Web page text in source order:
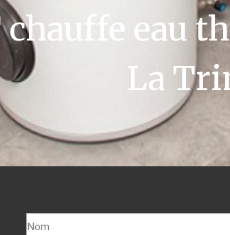
chauffe eau
La